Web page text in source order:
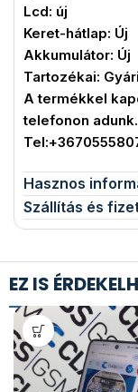
Lcd: új
Keret-hátlap: Új
Akkumulátor: Új
Tartozékai:
A termékkel
telefonon adunk.
Hasznos
Szállítás és
EZ IS